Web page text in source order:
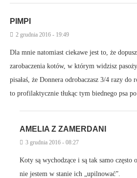
PIMPI
2 grudnia 2016 - 19:49
Dla mnie natomiast ciekawe jest to, że
zarobaczenia kotów, w którym widzisz
pisałaś, że Donnera odrobaczasz 3/4 razy do
to profilaktycznie tłukąc tym biednego psa
AMELIA Z ZAMERDANI
3 grudnia 2016 - 08:27
Koty są wychodzące i są tak samo często
nie jestem w stanie ich „upilnować”.